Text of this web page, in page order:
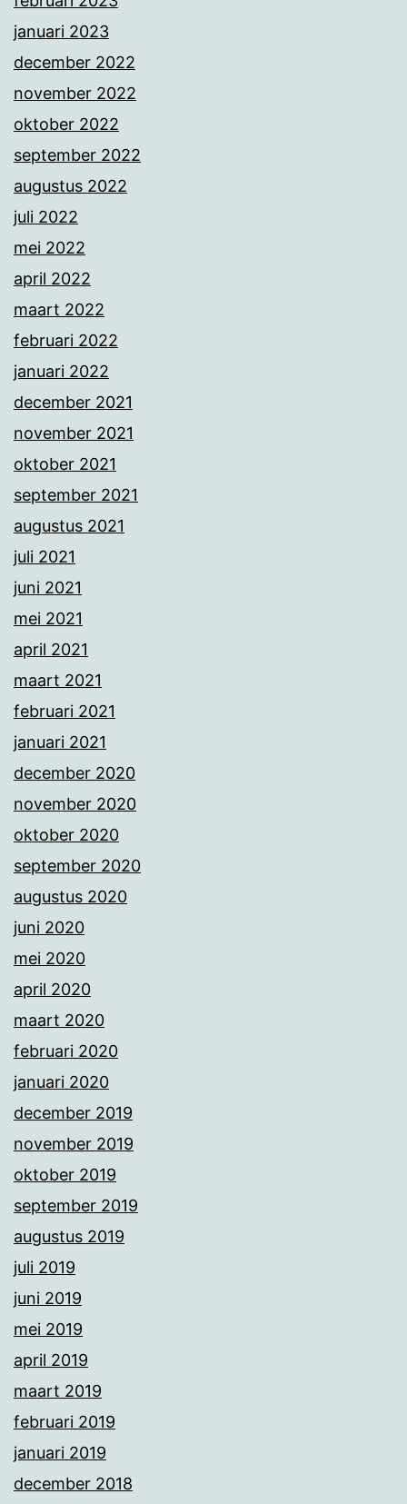
januari 2023
december 2022
november 2022
oktober 2022
september 2022
augustus 2022
juli 2022
mei 2022
april 2022
maart 2022
februari 2022
januari 2022
december 2021
november 2021
oktober 2021
september 2021
augustus 2021
juli 2021
juni 2021
mei 2021
april 2021
maart 2021
februari 2021
januari 2021
december 2020
november 2020
oktober 2020
september 2020
augustus 2020
juni 2020
mei 2020
april 2020
maart 2020
februari 2020
januari 2020
december 2019
november 2019
oktober 2019
september 2019
augustus 2019
juli 2019
juni 2019
mei 2019
april 2019
maart 2019
februari 2019
januari 2019
december 2018